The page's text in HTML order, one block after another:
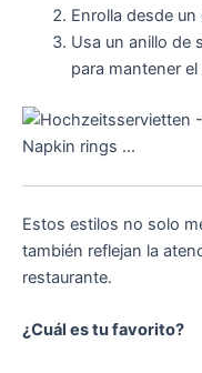
Enrolla desde
Usa un anillo de
para mantener
Estos estilos no solo
también reflejan la
restaurante.
¿Cuál es tu favorito?